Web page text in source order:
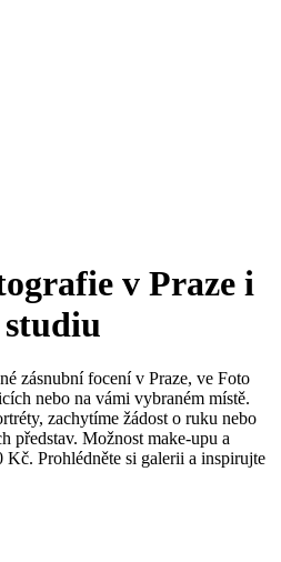
v Praze i
studiu
zásnubní focení v Praze, ve Foto
nebo na vámi vybraném místě.
zachytíme žádost o ruku nebo
představ. Možnost make-upu a
Kč. Prohlédněte si galerii a inspirujte